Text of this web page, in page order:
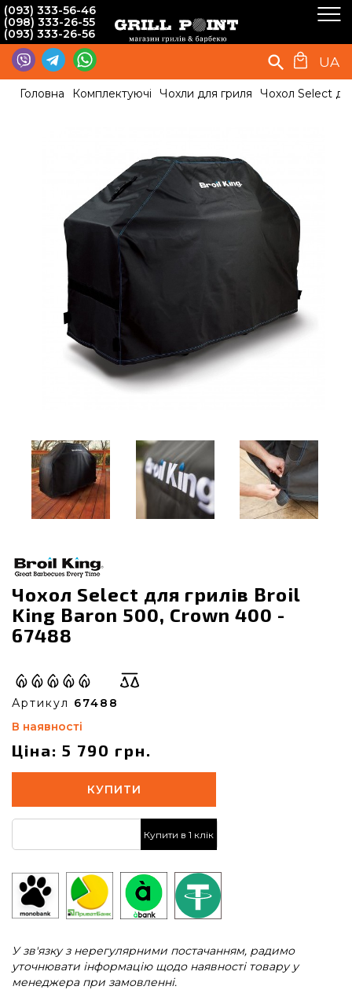
(093) 333-56-46
(098) 333-26-55
(093) 333-26-56
UA
Головна Комплектуючі Чохли для гриля Чохол Select
Чохол Select для грилів Broil
King Baron 500, Crown 400 -
67488
Артикул 67488
В наявності
Ціна: 5 790 грн.
КУПИТИ
Купити в 1 клік
У зв'язку з нерегулярними постачанням, радимо
уточнювати інформацію щодо наявності товару у
менеджера при замовленні.